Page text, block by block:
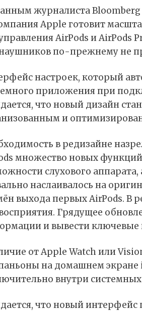
журналиста
Apple готовит
AirPods и AirPods
по-прежнему не
настроек, который
приложения при
что новый дизайн
и
в редизайне
множество новых
слухового
наслаивалось на
выхода первых AirPods. В
Грядущее
и вывести ключевые
от Apple Watch или
на домашнем экране
внутри системных
что новый интерфейс